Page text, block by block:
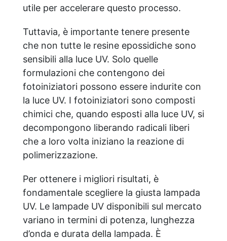
utile per accelerare questo processo.
Tuttavia, è importante tenere presente
che non tutte le resine epossidiche sono
sensibili alla luce UV. Solo quelle
formulazioni che contengono dei
fotoiniziatori possono essere indurite con
la luce UV. I fotoiniziatori sono composti
chimici che, quando esposti alla luce UV, si
decompongono liberando radicali liberi
che a loro volta iniziano la reazione di
polimerizzazione.
Per ottenere i migliori risultati, è
fondamentale scegliere la giusta lampada
UV. Le lampade UV disponibili sul mercato
variano in termini di potenza, lunghezza
d’onda e durata della lampada. È